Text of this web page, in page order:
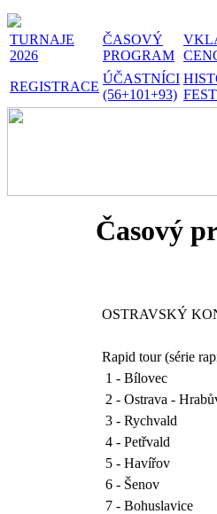
TURNAJE
2026
ČASOVÝ
PROGRAM
REGISTRACE
ÚČASTNÍCI
(56+101+93)
Časový
OSTRAVSKÝ
Rapid tour (série
1 - Bílovec
2 - Ostrava -
3 - Rychvald
4 - Petřvald
5 - Havířov
6 - Šenov
7 - Bohuslavice